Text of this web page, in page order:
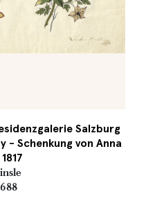
Salzburg
- Schenkung von Anna